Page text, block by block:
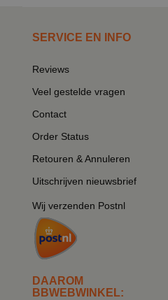
SERVICE EN INFO
Reviews
Veel gestelde vragen
Contact
Order Status
Retouren & Annuleren
Uitschrijven nieuwsbrief
Wij verzenden Postnl
DAAROM
BBWEBWINKEL: